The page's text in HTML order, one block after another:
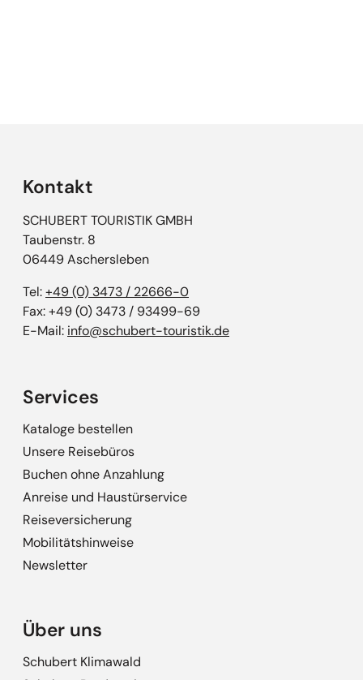
Kontakt
SCHUBERT TOURISTIK GMBH
Taubenstr. 8
06449 Aschersleben
Tel:+49 (0) 3473 / 22666-0
Fax: +49 (0) 3473 / 93499-69
E-Mail: info@schubert-touristik.de
Services
Kataloge bestellen
Unsere Reisebüros
Buchen ohne Anzahlung
Anreise und Haustürservice
Reiseversicherung
Mobilitätshinweise
Newsletter
Über uns
Schubert Klimawald